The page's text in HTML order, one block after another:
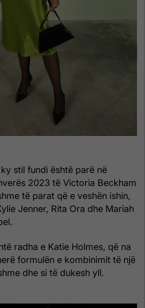
stil fundi është parë në
2023 të Victoria Beckham
të parat që e veshën ishin,
Jenner, Rita Ora dhe Mariah
radha e Katie Holmes, që na
formulën e kombinimit të një
dhe si të dukesh yll.